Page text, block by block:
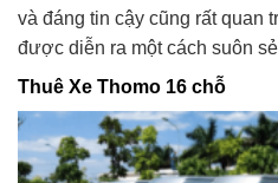
và đáng tin cậy cũng rất quan
được diễn ra một cách suôn
Thuê Xe Thomo 16 chỗ